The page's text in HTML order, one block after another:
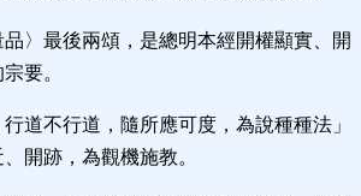
〉最後兩頌，是總明本經開權顯實、開
要。
行道不行道，隨所應可度，為說種種法」
開跡，為觀機施教。